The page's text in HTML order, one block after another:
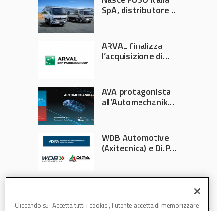
SpA, distributore
ARVAL finalizza
l’acquisizione di
AVA protagonista
all’Automechanika
WDB Automotive
(Axitecnica) e Di.Pa.
Cliccando su “Accetta tutti i cookie”, l'utente accetta di memorizzare